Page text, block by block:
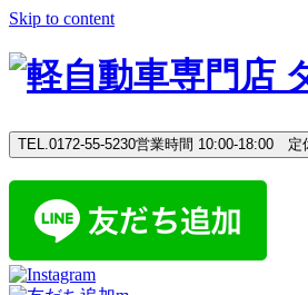
Skip to content
TEL.0172-55-5230営業時間 10:00-18:00 定